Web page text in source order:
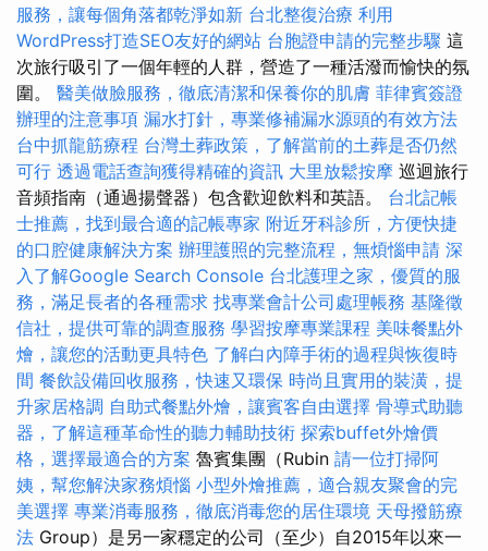
服務，讓每個角落都乾淨如新 台北整復治療 利用
WordPress打造SEO友好的網站 台胞證申請的完整步驟 這
次旅行吸引了一個年輕的人群，營造了一種活潑而愉快的氛
圍。 醫美做臉服務，徹底清潔和保養你的肌膚 菲律賓簽證
辦理的注意事項 漏水打針，專業修補漏水源頭的有效方法
台中抓龍筋療程 台灣土葬政策，了解當前的土葬是否仍然
可行 透過電話查詢獲得精確的資訊 大里放鬆按摩 巡迴旅行
音頻指南（通過揚聲器）包含歡迎飲料和英語。 台北記帳
士推薦，找到最合適的記帳專家 附近牙科診所，方便快捷
的口腔健康解決方案 辦理護照的完整流程，無煩惱申請 深
入了解Google Search Console 台北護理之家，優質的服
務，滿足長者的各種需求 找專業會計公司處理帳務 基隆徵
信社，提供可靠的調查服務 學習按摩專業課程 美味餐點外
燴，讓您的活動更具特色 了解白內障手術的過程與恢復時
間 餐飲設備回收服務，快速又環保 時尚且實用的裝潢，提
升家居格調 自助式餐點外燴，讓賓客自由選擇 骨導式助聽
器，了解這種革命性的聽力輔助技術 探索buffet外燴價
格，選擇最適合的方案 魯賓集團（Rubin 請一位打掃阿
姨，幫您解決家務煩惱 小型外燴推薦，適合親友聚會的完
美選擇 專業消毒服務，徹底消毒您的居住環境 天母撥筋療
法 Group）是另一家穩定的公司（至少）自2015年以來一